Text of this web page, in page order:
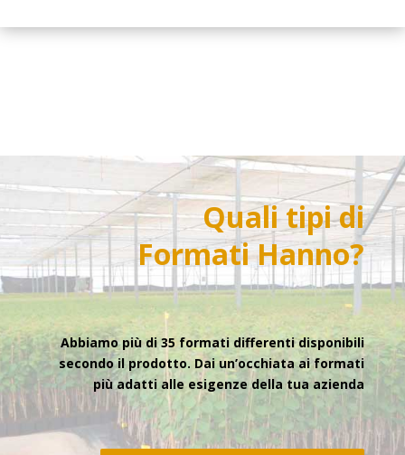
Quali tipi di
FormatiHanno?
Abbiamo più di 35 formati differenti disponibili
secondo il prodotto. Dai un’occhiata ai formati
più adatti alle esigenze della tua azienda